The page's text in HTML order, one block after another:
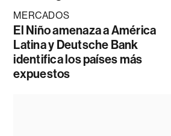
MERCADOS
El Niño amenaza a América
Latina y Deutsche Bank
identifica los países más
expuestos